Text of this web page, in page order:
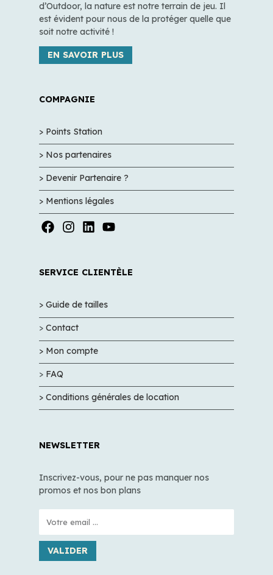
d’Outdoor, la nature est notre terrain de jeu. Il
est évident pour nous de la protéger quelle que
soit notre activité !
EN SAVOIR PLUS
COMPAGNIE
> Points Station
> Nos partenaires
> Devenir Partenaire ?
> Mentions légales
SERVICE CLIENTÈLE
> Guide de tailles
> Contact
> Mon compte
> FAQ
> Conditions générales de location
NEWSLETTER
Inscrivez-vous, pour ne pas manquer nos
promos et nos bon plans
VALIDER